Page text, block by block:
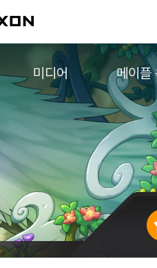
미디어 메이플
메이플